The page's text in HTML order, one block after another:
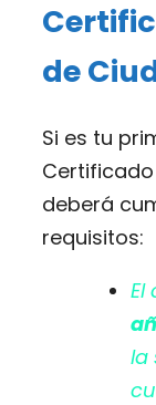
de
Si es tu
deberá
requisitos:
El
la